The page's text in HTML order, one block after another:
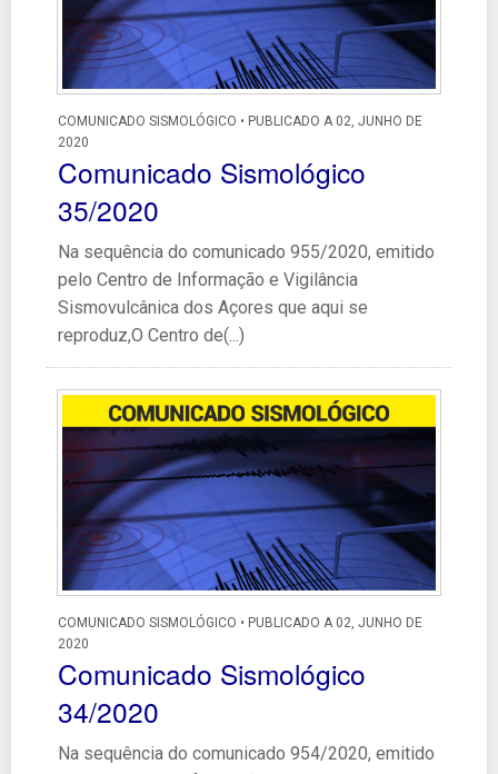
COMUNICADO SISMOLÓGICO • PUBLICADO A 02, JUNHO DE
2020
Comunicado Sismológico
35/2020
Na sequência do comunicado 955/2020, emitido
pelo Centro de Informação e Vigilância
Sismovulcânica dos Açores que aqui se
reproduz,O Centro de(...)
COMUNICADO SISMOLÓGICO • PUBLICADO A 02, JUNHO DE
2020
Comunicado Sismológico
34/2020
Na sequência do comunicado 954/2020, emitido